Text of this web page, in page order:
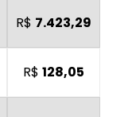
R$ 7.423,29
R$ 128,05